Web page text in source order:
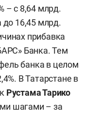
– с 8,64 млрд.
до 16,45 млрд.
прибавка
Банка. Тем
банка в целом
В Татарстане в
Рустама Тарико
шагами – за